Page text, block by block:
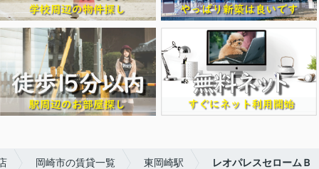
岡崎市の賃貸一覧 東岡崎駅 レオパレスセロームＢ